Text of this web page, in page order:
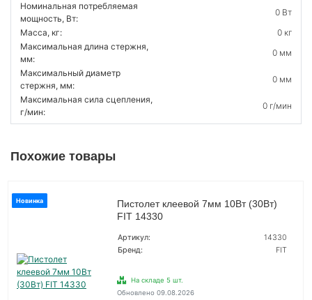
Номинальная потребляемая
мощность, Вт:
0 Вт
Масса, кг:
0 кг
Максимальная длина стержня,
мм:
0 мм
Максимальный диаметр
стержня, мм:
0 мм
Максимальная сила сцепления,
г/мин:
0 г/мин
Похожие товары
Новинка
Пистолет клеевой 7мм 10Вт (30Вт)
FIT 14330
Артикул:
14330
Бренд:
FIT
На складе 5 шт.
Обновлено 09.08.2026